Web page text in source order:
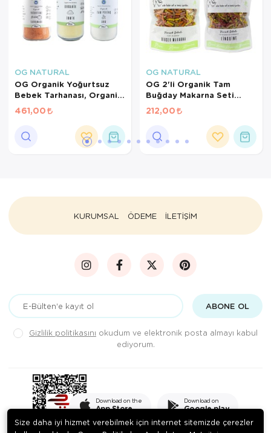
OG NATURAL
OG Organik Yoğurtsuz
Bebek Tarhanası, Organik
İrmik, Pirinç Unu +6 Ay
461,00
OG NATURAL
OG 2'li Organik Tam
Buğday Makarna Seti
+7AY
212,00
KURUMSAL ÖDEME İLETİŞİM
ABONE OL
Gizlilik politikasını okudum ve elektronik posta almayı kabul
ediyorum.
Download on the
App Store
Download on
Google play
Size daha iyi hizmet verebilmek için internet sitemizde çerezler